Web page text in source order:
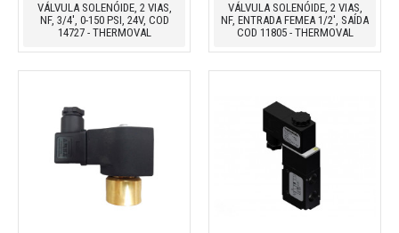
VÁLVULA SOLENÓIDE, 2 VIAS,
NF, 3/4', 0-150 PSI, 24V, COD
14727 - THERMOVAL
VÁLVULA SOLENÓIDE, 2 VIAS,
NF, ENTRADA FEMEA 1/2', SAÍDA
COD 11805 - THERMOVAL